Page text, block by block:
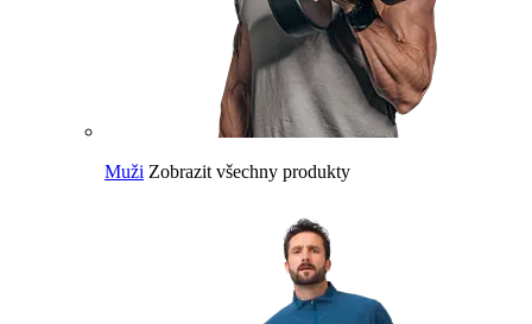
Muži Zobrazit všechny produkty